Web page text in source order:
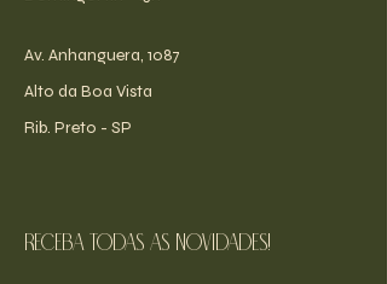
Av. Anhanguera, 1087
Alto da Boa Vista
Rib. Preto - SP
receba todas as novidades!